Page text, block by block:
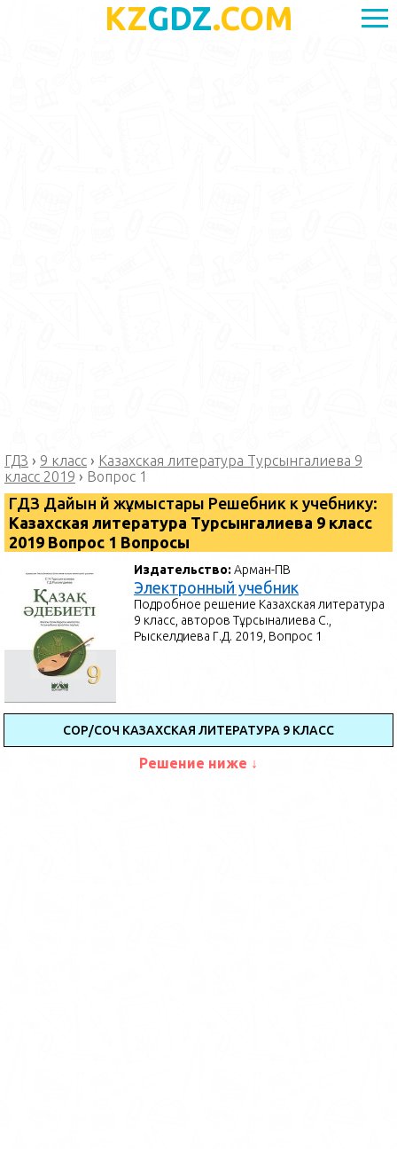
KZGDZ.COM
ГДЗ › 9 класс › Казахская литература Турсынгалиева 9
класс 2019 › Вопрос 1
ГДЗ Дайын үй жұмыстары Решебник к учебнику:
Казахская литература Турсынгалиева 9 класс
2019 Вопрос 1 Вопросы
Издательство:Арман-ПВ
Электронный учебник
Подробное решение Казахская литература
9 класс, авторов Тұрсынғалиева С.,
Рыскелдиева Г.Д. 2019, Вопрос 1
СОР/СОЧ КАЗАХСКАЯ ЛИТЕРАТУРА 9 КЛАСС
Решение ниже ↓